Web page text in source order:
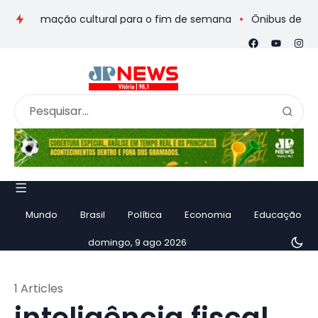
cultural para o fim de semana Ônibus de
Mundo Brasil Política Economia Educação
domingo, 9 ago 2026
1 Articles